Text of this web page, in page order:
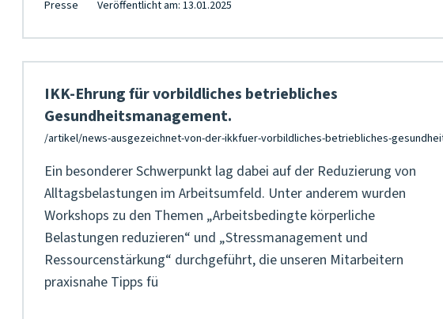
Presse Veröffentlicht am: 13.01.2025
IKK-Ehrung für vorbildliches betriebliches
Gesundheitsmanagement.
Ein besonderer Schwerpunkt lag dabei auf der Reduzierung von
Alltagsbelastungen im Arbeitsumfeld. Unter anderem wurden
Workshops zu den Themen „Arbeitsbedingte körperliche
Belastungen reduzieren“ und „Stressmanagement und
Ressourcenstärkung“ durchgeführt, die unseren Mitarbeitern
praxisnahe Tipps fü